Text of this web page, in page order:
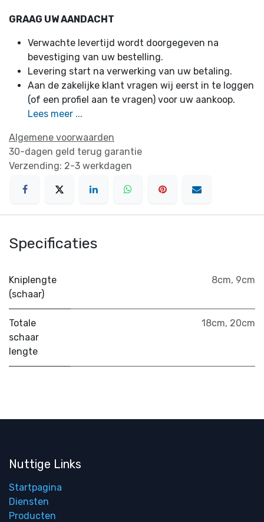
GRAAG UW AANDACHT
Verwachte levertijd wordt doorgegeven na
bevestiging van uw bestelling.
Levering start na verwerking van uw betaling.
Aan de zakelijke klant vragen wij eerst in te loggen
(of een profiel aan te vragen) voor uw aankoop.
Lees meer ...
Algemene voorwaarden
30-dagen geld terug garantie
Verzending: 2-3 werkdagen
Specificaties
Kniplengte
(schaar)
8cm, 9cm
Totale
schaar
lengte
18cm, 20cm
Nuttige Links
Startpagina
Diensten
Producten